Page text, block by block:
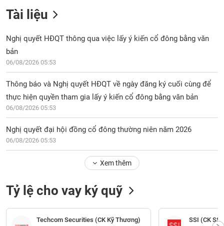
Tài liệu
Nghị quyết HĐQT thông qua việc lấy ý kiến cổ đông bằng văn
bản
06/08/2026 05:53
Thông báo và Nghị quyết HĐQT về ngày đăng ký cuối cùng để
thực hiện quyền tham gia lấy ý kiến cổ đông bằng văn bản
06/08/2026 05:53
Nghị quyết đại hội đồng cổ đông thường niên năm 2026
06/08/2026 05:53
Xem thêm
Tỷ lệ cho vay ký quỹ
Techcom Securities (CK Kỹ Thương) SSI (CK